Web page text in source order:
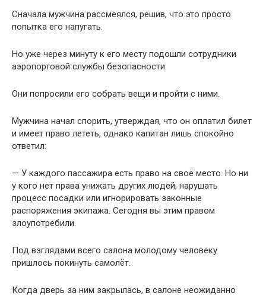
Сначала мужчина рассмеялся, решив, что это просто
попытка его напугать.
Но уже через минуту к его месту подошли сотрудники
аэропортовой службы безопасности.
Они попросили его собрать вещи и пройти с ними.
Мужчина начал спорить, утверждая, что он оплатил билет
и имеет право лететь, однако капитан лишь спокойно
ответил:
— У каждого пассажира есть право на своё место. Но ни
у кого нет права унижать других людей, нарушать
процесс посадки или игнорировать законные
распоряжения экипажа. Сегодня вы этим правом
злоупотребили.
Под взглядами всего салона молодому человеку
пришлось покинуть самолёт.
Когда дверь за ним закрылась, в салоне неожиданно